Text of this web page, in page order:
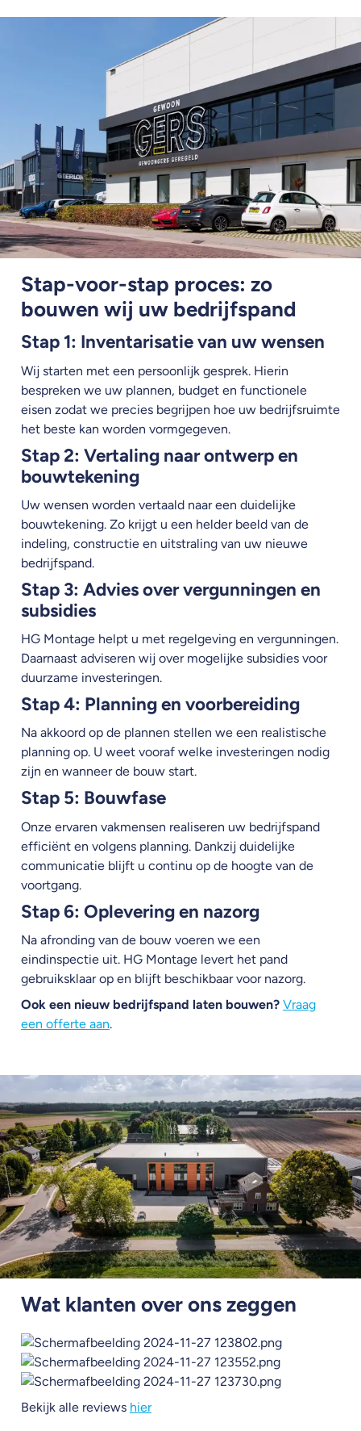
Stap-voor-stap proces: zo
bouwen wij uw bedrijfspand
Stap 1: Inventarisatie van uw wensen
Wij starten met een persoonlijk gesprek. Hierin
bespreken we uw plannen, budget en functionele
eisen zodat we precies begrijpen hoe uw bedrijfsruimte
het beste kan worden vormgegeven.
Stap 2: Vertaling naar ontwerp en
bouwtekening
Uw wensen worden vertaald naar een duidelijke
bouwtekening. Zo krijgt u een helder beeld van de
indeling, constructie en uitstraling van uw nieuwe
bedrijfspand.
Stap 3: Advies over vergunningen en
subsidies
HG Montage helpt u met regelgeving en vergunningen.
Daarnaast adviseren wij over mogelijke subsidies voor
duurzame investeringen.
Stap 4: Planning en voorbereiding
Na akkoord op de plannen stellen we een realistische
planning op. U weet vooraf welke investeringen nodig
zijn en wanneer de bouw start.
Stap 5: Bouwfase
Onze ervaren vakmensen realiseren uw bedrijfspand
efficiënt en volgens planning. Dankzij duidelijke
communicatie blijft u continu op de hoogte van de
voortgang.
Stap 6: Oplevering en nazorg
Na afronding van de bouw voeren we een
eindinspectie uit. HG Montage levert het pand
gebruiksklaar op en blijft beschikbaar voor nazorg.
Ook een nieuw bedrijfspand laten bouwen? Vraag
een offerte aan.
Wat klanten over ons zeggen
Bekijk alle reviews hier